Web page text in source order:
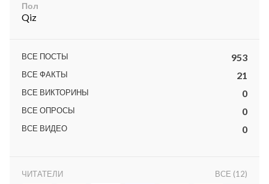
Пол
Qiz
ВСЕ ПОСТЫ 953
ВСЕ ФАКТЫ 21
ВСЕ ВИКТОРИНЫ 0
ВСЕ ОПРОСЫ 0
ВСЕ ВИДЕО 0
ЧИТАТЕЛИ ВСЕ (12)